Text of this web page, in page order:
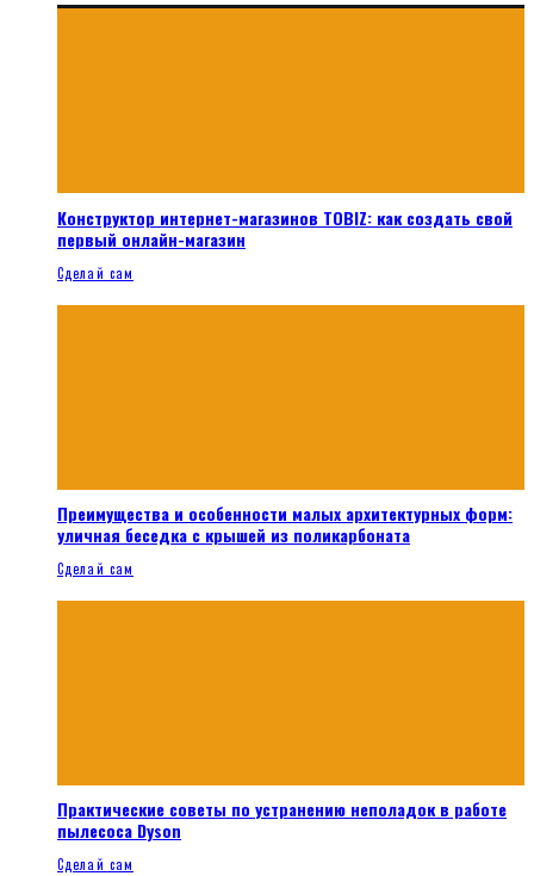
Конструктор интернет-магазинов TOBIZ: как создать свой
первый онлайн-магазин
Сделай сам
Преимущества и особенности малых архитектурных форм:
уличная беседка с крышей из поликарбоната
Сделай сам
Практические советы по устранению неполадок в работе
пылесоса Dyson
Сделай сам